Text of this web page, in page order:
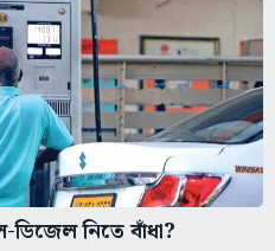
নিতে বাঁধা?